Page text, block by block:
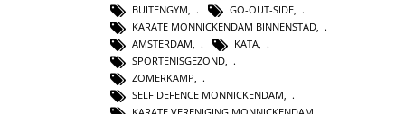
BUITENGYM
GO-OUT-SIDE,
KARATE MONNICKENDAM BINNENSTAD
AMSTERDAM
KATA,
SPORTENISGEZOND
ZOMERKAMP,
SELF DEFENCE MONNICKENDAM,